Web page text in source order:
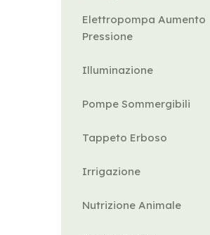
Elettropompa Aumento
Pressione
Illuminazione
Pompe Sommergibili
Tappeto Erboso
Irrigazione
Nutrizione Animale